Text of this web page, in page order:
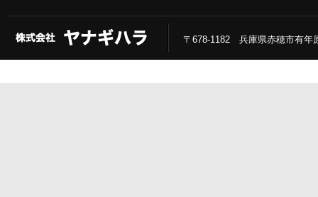
〒678-1182 兵庫県赤穂市有年